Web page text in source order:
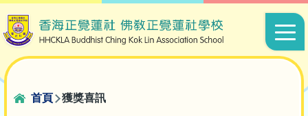
移至主內容
Main
導首頁 獲獎喜訊